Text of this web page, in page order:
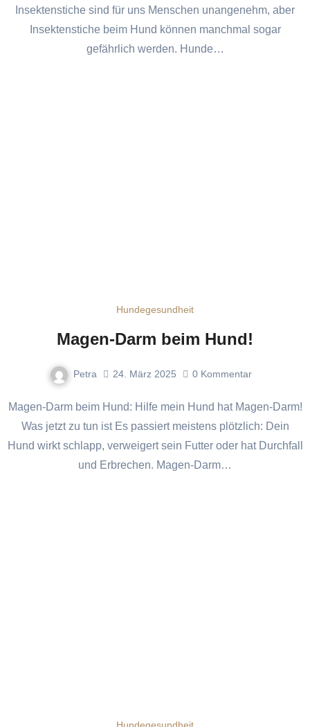
Insektenstiche sind für uns Menschen unangenehm, aber
Insektenstiche beim Hund können manchmal sogar
gefährlich werden. Hunde…
Hundegesundheit
Magen-Darm beim Hund!
Petra 24. März 2025 0 Kommentar
Magen-Darm beim Hund: Hilfe mein Hund hat Magen-Darm!
Was jetzt zu tun ist Es passiert meistens plötzlich: Dein
Hund wirkt schlapp, verweigert sein Futter oder hat Durchfall
und Erbrechen. Magen-Darm…